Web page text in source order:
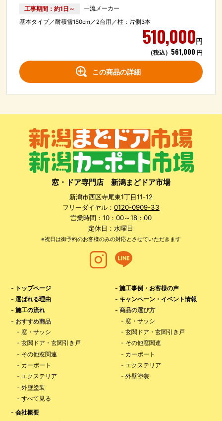
工事期間：約1日～
一流メーカー
基本タイプ／耐積雪150cm／2台用／柱：片側3本
510,000円
（税込） 561,000 円
この商品の詳細
窓・ドア専門店 新潟まどドア市場
新潟市西区寺尾東1丁目11-12
フリーダイヤル： 0120-0909-33
営業時間：10：00～18：00
定休日：水曜日
※祝日は御予約のお客様のみの対応とさせていただきます
- トップページ
- 選ばれる理由
- 施工の流れ
- おすすめ商品
- 窓・サッシ
- 玄関ドア・玄関引き戸
- その他窓関連
- カーポート
- エクステリア
- 外壁塗装
- すべて見る
-施工事例・お客様の声
- キャンペーン・イベント情報
- 商品の選び方
- 窓・サッシ
-玄関ドア・玄関引き戸
- その他窓関連
- カーポート
- エクステリア
-外壁塗装
- 会社概要